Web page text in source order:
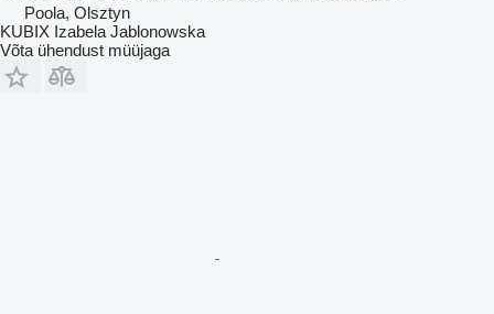
Poola, Olsztyn
KUBIX Izabela Jablonowska
Võta ühendust müüjaga